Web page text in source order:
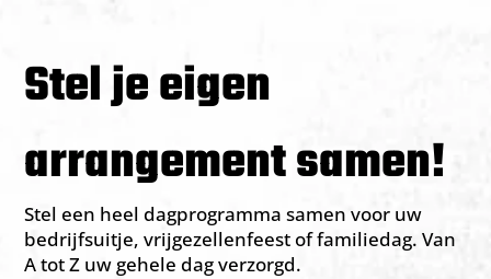
Stel je eigen
arrangement samen!
Stel een heel dagprogramma samen voor uw
bedrijfsuitje, vrijgezellenfeest of familiedag. Van
A tot Z uw gehele dag verzorgd.